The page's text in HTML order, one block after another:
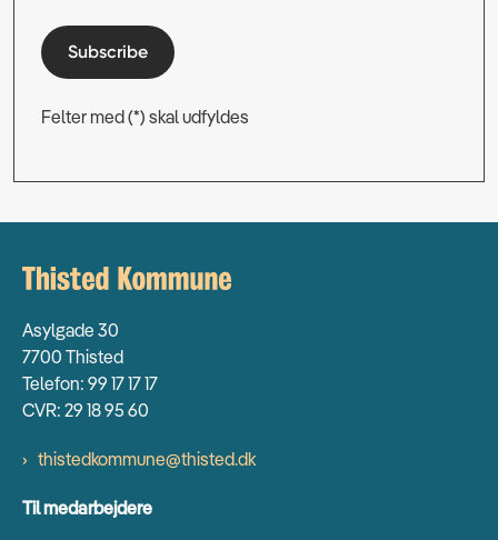
Subscribe
Felter med (*) skal udfyldes
Asylgade 30
7700 Thisted
Telefon: 99 17 17 17
CVR: 29 18 95 60
thistedkommune@thisted.dk
Til medarbejdere